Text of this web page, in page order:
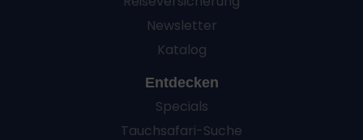
Newsletter
Katalog
Entdecken
Specials
Tauchsafari-Suche